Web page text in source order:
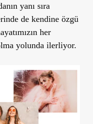
yanı sıra
de kendine özgü
her
yolunda ilerliyor.